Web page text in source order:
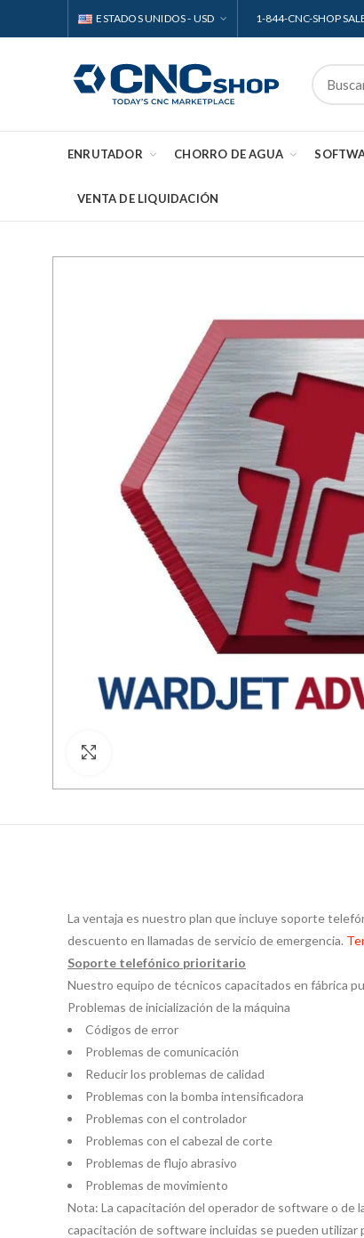
ESTADOS UNIDOS - USD 1-844-CNC-SHOP
ENRUTADOR CHORRO DE AGUA
VENTA DE LIQUIDACIÓN
La ventaja es nuestro plan que incluye soporte
descuento en llamadas de servicio de emergencia.
Soporte telefónico prioritario
Nuestro equipo de técnicos capacitados en fábrica
Problemas de inicialización de la máquina
Códigos de error
Problemas de comunicación
Reducir los problemas de calidad
Problemas con la bomba intensificadora
Problemas con el controlador
Problemas con el cabezal de corte
Problemas de flujo abrasivo
Problemas de movimiento
Nota: La capacitación del operador de software o de
capacitación de software incluidas se pueden